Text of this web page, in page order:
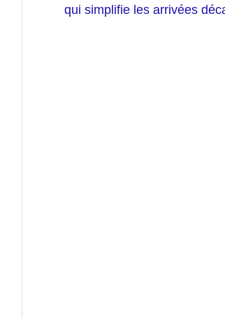
qui simplifie les arrivées